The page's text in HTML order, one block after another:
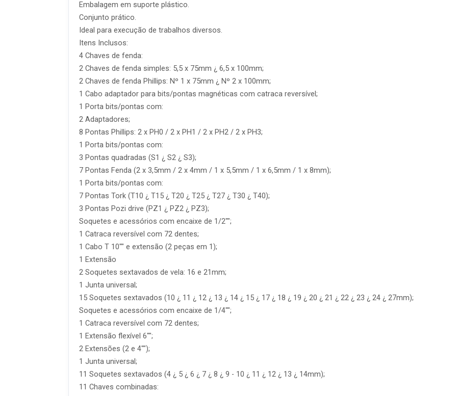
Embalagem em suporte plástico.
Conjunto prático.
Ideal para execução de trabalhos diversos.
Itens Inclusos:
4 Chaves de fenda:
2 Chaves de fenda simples: 5,5 x 75mm ¿ 6,5 x 100mm;
2 Chaves de fenda Phillips: Nº 1 x 75mm ¿ Nº 2 x 100mm;
1 Cabo adaptador para bits/pontas magnéticas com catraca reversível;
1 Porta bits/pontas com:
2 Adaptadores;
8 Pontas Phillips: 2 x PH0 / 2 x PH1 / 2 x PH2 / 2 x PH3;
1 Porta bits/pontas com:
3 Pontas quadradas (S1 ¿ S2 ¿ S3);
7 Pontas Fenda (2 x 3,5mm / 2 x 4mm / 1 x 5,5mm / 1 x 6,5mm / 1 x 8mm);
1 Porta bits/pontas com:
7 Pontas Tork (T10 ¿ T15 ¿ T20 ¿ T25 ¿ T27 ¿ T30 ¿ T40);
3 Pontas Pozi drive (PZ1 ¿ PZ2 ¿ PZ3);
Soquetes e acessórios com encaixe de 1/2"";
1 Catraca reversível com 72 dentes;
1 Cabo T 10"" e extensão (2 peças em 1);
1 Extensão
2 Soquetes sextavados de vela: 16 e 21mm;
1 Junta universal;
15 Soquetes sextavados (10 ¿ 11 ¿ 12 ¿ 13 ¿ 14 ¿ 15 ¿ 17 ¿ 18 ¿ 19 ¿ 20 ¿ 21 ¿ 22 ¿ 23 ¿ 24 ¿ 27mm);
Soquetes e acessórios com encaixe de 1/4"";
1 Catraca reversível com 72 dentes;
1 Extensão flexível 6"";
2 Extensões (2 e 4"");
1 Junta universal;
11 Soquetes sextavados (4 ¿ 5 ¿ 6 ¿ 7 ¿ 8 ¿ 9 - 10 ¿ 11 ¿ 12 ¿ 13 ¿ 14mm);
11 Chaves combinadas: